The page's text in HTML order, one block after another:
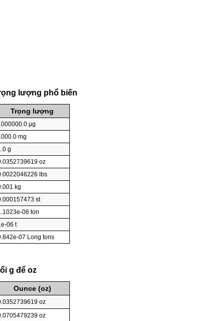
lượng phổ biến
Trọng lượng
µg
mg
g
oz
lbs
kg
st
06 ton
06 t
07 Long tons
g để oz
Ounce (oz)
oz
oz